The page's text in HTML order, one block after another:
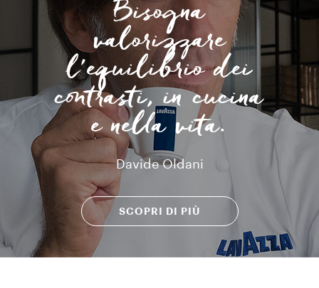
Bisogna
valorizzare
l’equilibrio dei
contrasti, in cucina
e nella vita.
Davide Oldani
SCOPRI DI PIÙ